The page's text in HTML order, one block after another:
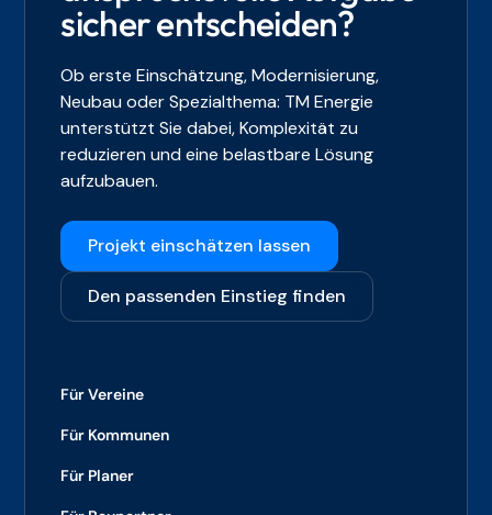
sicher entscheiden?
Ob erste Einschätzung, Modernisierung,
Neubau oder Spezialthema: TM Energie
unterstützt Sie dabei, Komplexität zu
reduzieren und eine belastbare Lösung
aufzubauen.
Projekt einschätzen lassen
Den passenden Einstieg finden
Für Vereine
Für Kommunen
Für Planer